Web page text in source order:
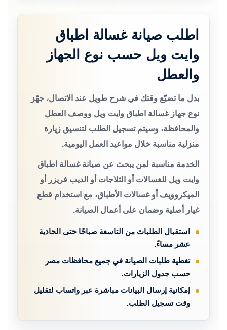
اطلب صيانة غسالة اطباق
وايت ويل حسب نوع الجهاز
والعطل
بدل ما تضيّع وقتك في شرح طويل عند الاتصال، جهّز
نوع جهاز غسالة اطباق وايت ويل ووصف العطل
والمحافظة، وسيتم تسجيل الطلب لتنسيق زيارة
منزلية مناسبة خلال مواعيد العمل اليومية.
الخدمة مناسبة لمن يبحث عن صيانة غسالة اطباق
وايت ويل للغسالات أو الثلاجات أو الديب فريزر أو
الميكروويف أو غسالات الأطباق، مع استخدام قطع
غيار أصلية وضمان على أعمال الصيانة.
استقبال الطلبات من التاسعة صباحًا حتى الحادية
عشر مساءً.
تغطية طلبات الصيانة في جميع محافظات مصر
حسب جدول الزيارات.
إمكانية إرسال البيانات مباشرة عبر واتساب لتقليل
وقت تسجيل الطلب.